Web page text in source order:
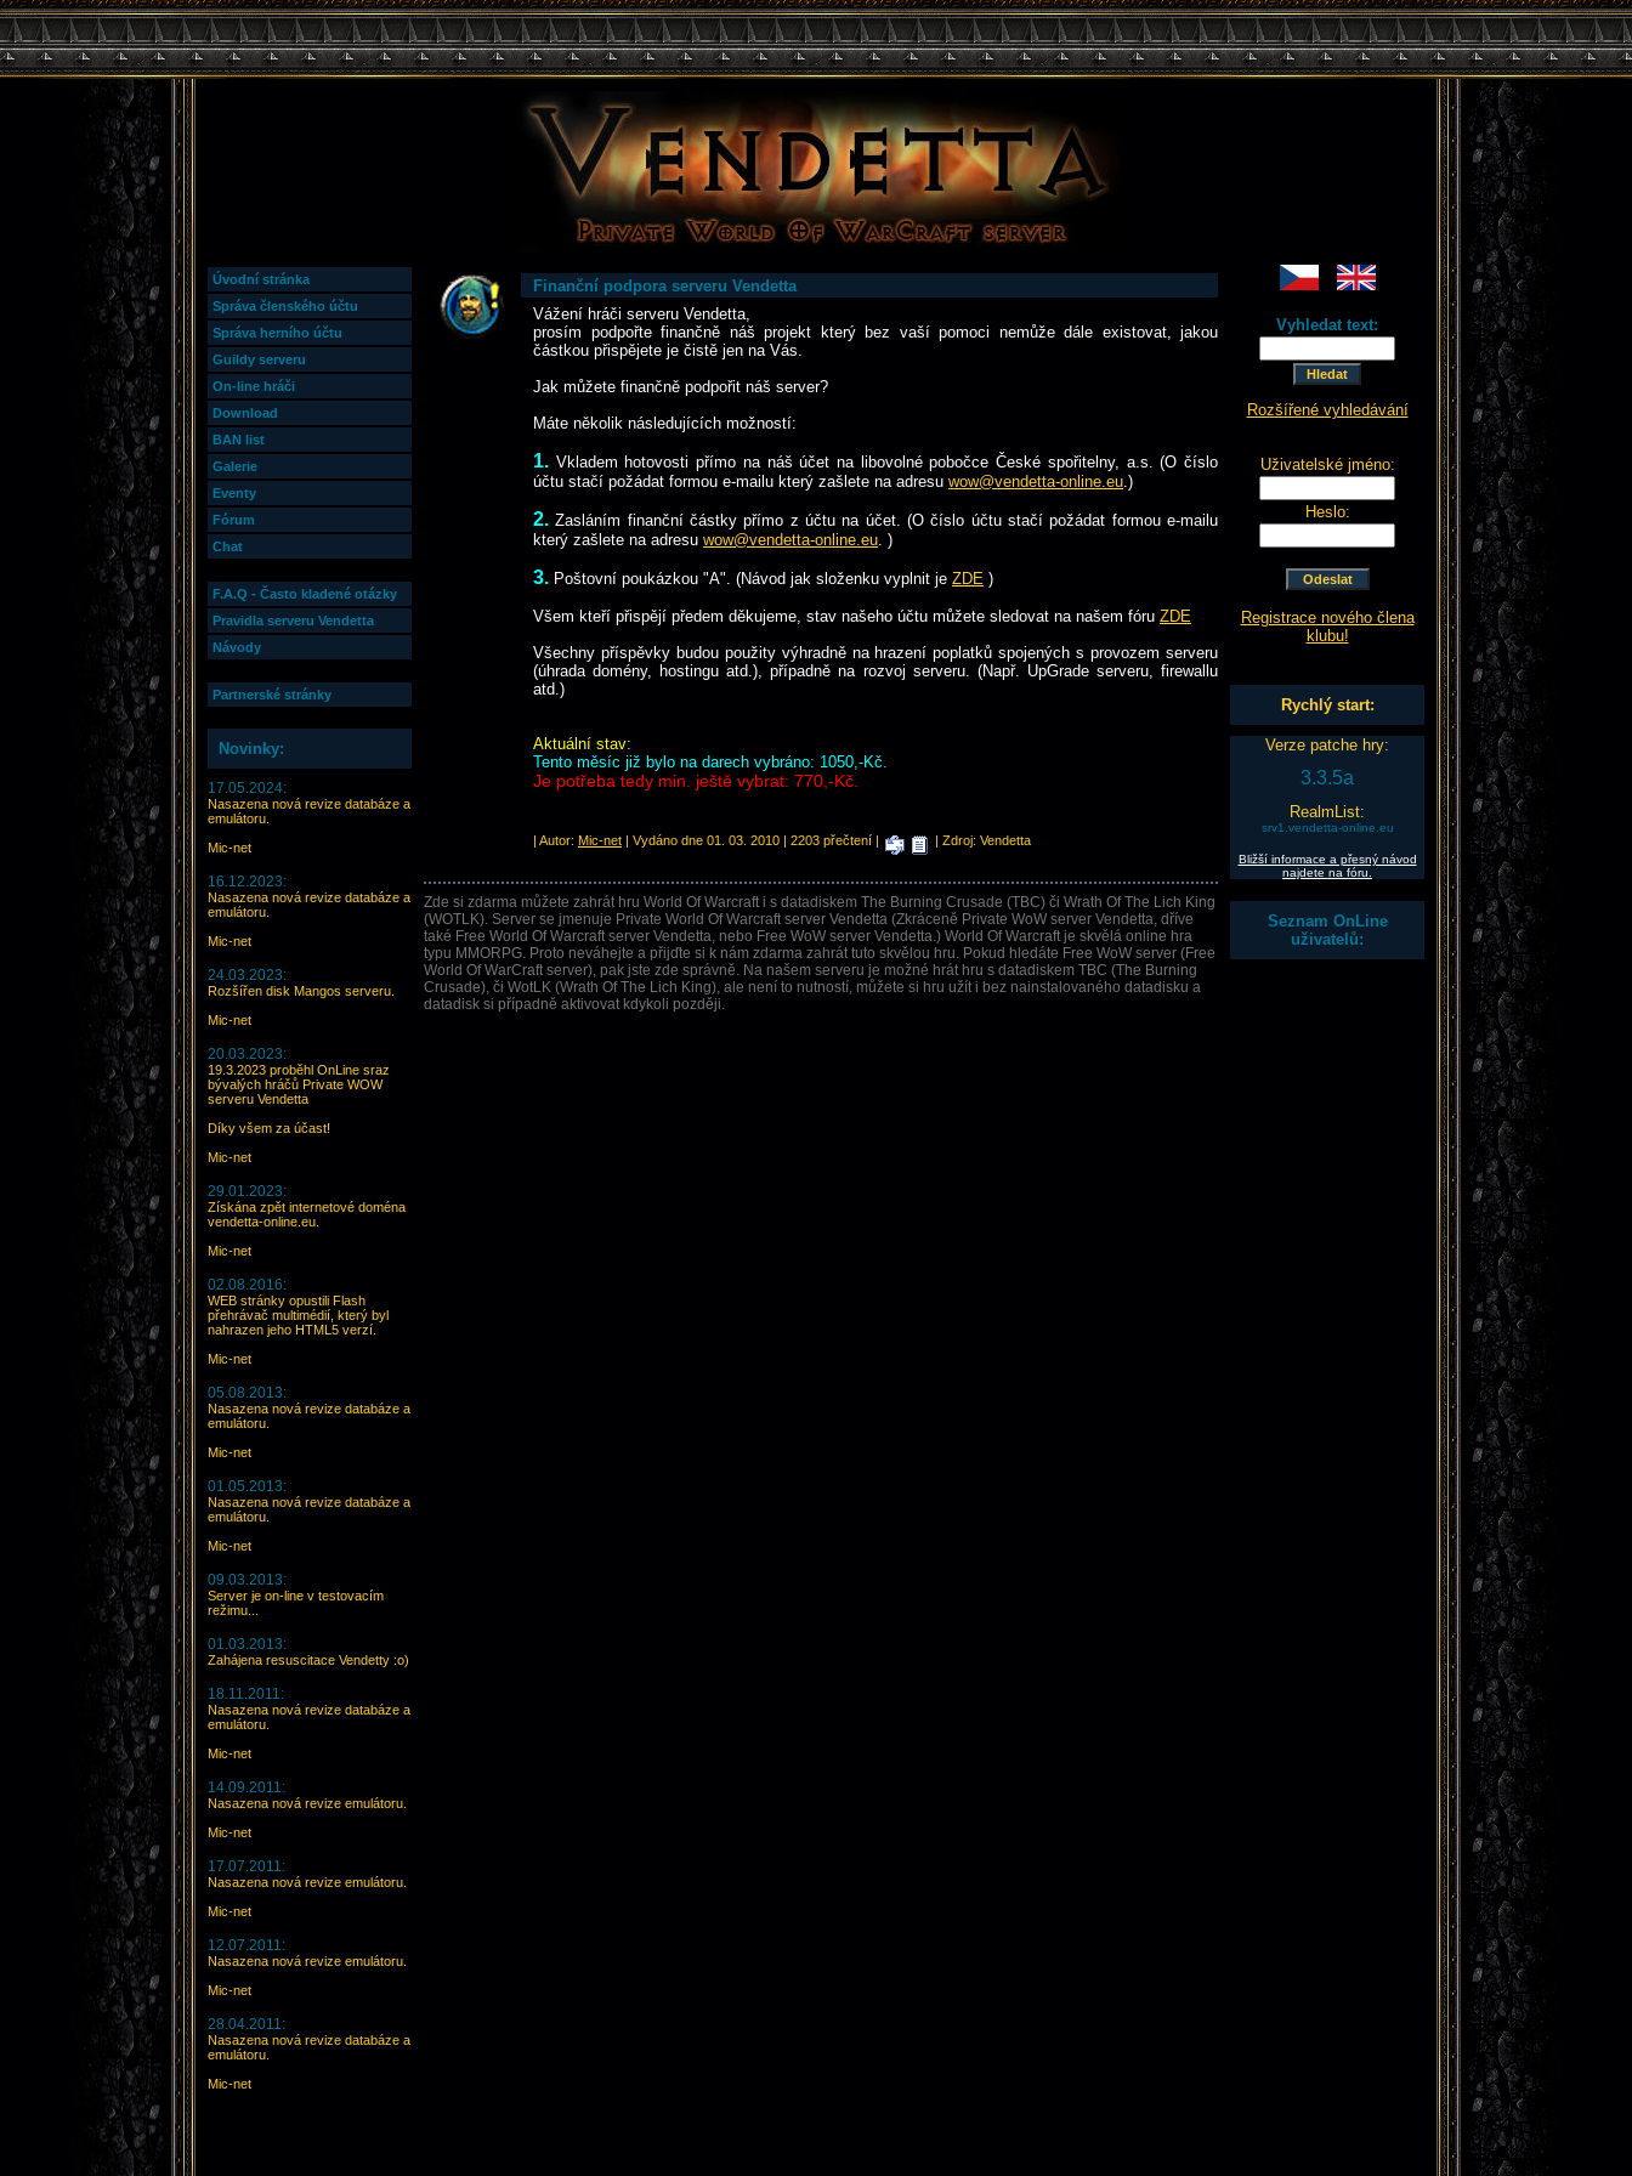
Úvodní stránka
Správa členského účtu
Správa herního účtu
Guildy serveru
On-line hráči
Download
BAN list
Galerie
Eventy
Fórum
Chat
F.A.Q - Často kladené otázky
Pravidla serveru Vendetta
Návody
Partnerské stránky
Novinky:
17.05.2024:
Nasazena nová revize databáze a
emulátoru.
Mic-net
16.12.2023:
Nasazena nová revize databáze a
emulátoru.
Mic-net
24.03.2023:
Rozšířen disk Mangos serveru.
Mic-net
20.03.2023:
19.3.2023 proběhl OnLine sraz
bývalých hráčů Private WOW
serveru Vendetta
Díky všem za účast!
Mic-net
29.01.2023:
Získána zpět internetové doména
vendetta-online.eu.
Mic-net
02.08.2016:
WEB stránky opustili Flash
přehrávač multimédií, který byl
nahrazen jeho HTML5 verzí.
Mic-net
05.08.2013:
Nasazena nová revize databáze a
emulátoru.
Mic-net
01.05.2013:
Nasazena nová revize databáze a
emulátoru.
Mic-net
09.03.2013:
Server je on-line v testovacím
režimu...
01.03.2013:
Zahájena resuscitace Vendetty :o)
18.11.2011:
Nasazena nová revize databáze a
emulátoru.
Mic-net
14.09.2011:
Nasazena nová revize emulátoru.
Mic-net
17.07.2011:
Nasazena nová revize emulátoru.
Mic-net
12.07.2011:
Nasazena nová revize emulátoru.
Mic-net
28.04.2011:
Nasazena nová revize databáze a
emulátoru.
Mic-net
Finanční podpora serveru Vendetta
Vážení hráči serveru Vendetta,
prosím podpořte finančně náš projekt který bez vaší pomoci nemůže dále existovat, jakou
částkou přispějete je čistě jen na Vás.
Jak můžete finančně podpořit náš server?
Máte několik následujících možností:
1. Vkladem hotovosti přímo na náš účet na libovolné pobočce České spořitelny, a.s. (O číslo
účtu stačí požádat formou e-mailu který zašlete na adresu wow@vendetta-online.eu.)
2. Zasláním finanční částky přímo z účtu na účet. (O číslo účtu stačí požádat formou e-mailu
který zašlete na adresu wow@vendetta-online.eu. )
3. Poštovní poukázkou "A". (Návod jak složenku vyplnit je ZDE )
Všem kteří přispějí předem děkujeme, stav našeho účtu můžete sledovat na našem fóru ZDE
Všechny příspěvky budou použity výhradně na hrazení poplatků spojených s provozem serveru
(úhrada domény, hostingu atd.), případně na rozvoj serveru. (Např. UpGrade serveru, firewallu
atd.)
Aktuální stav:
Tento měsíc již bylo na darech vybráno: 1050,-Kč.
Je potřeba tedy min. ještě vybrat: 770,-Kč.
| Autor: Mic-net | Vydáno dne 01. 03. 2010 | 2203 přečtení | | Zdroj: Vendetta
Zde si zdarma můžete zahrát hru World Of Warcraft i s datadiskem The Burning Crusade (TBC) či Wrath Of The Lich King
(WOTLK). Server se jmenuje Private World Of Warcraft server Vendetta (Zkráceně Private WoW server Vendetta, dříve
také Free World Of Warcraft server Vendetta, nebo Free WoW server Vendetta.) World Of Warcraft je skvělá online hra
typu MMORPG. Proto neváhejte a přijďte si k nám zdarma zahrát tuto skvělou hru. Pokud hledáte Free WoW server (Free
World Of WarCraft server), pak jste zde správně. Na našem serveru je možné hrát hru s datadiskem TBC (The Burning
Crusade), či WotLK (Wrath Of The Lich King), ale není to nutností, můžete si hru užít i bez nainstalovaného datadisku a
datadisk si případně aktivovat kdykoli později.
Vyhledat text:
Rozšířené vyhledávání
Uživatelské jméno:
Heslo:
Registrace nového člena
klubu!
Rychlý start:
Verze patche hry:
3.3.5a
RealmList:
srv1.vendetta-online.eu
Bližší informace a přesný návod
najdete na fóru.
Seznam OnLine
uživatelů: